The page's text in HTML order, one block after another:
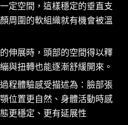
定空間，這樣穩定的垂直支
周圍的軟組織就有機會被溫
伸展時，頭部的空間得以釋
與扭轉也能逐漸舒緩開來。
程體驗感受描述為：臉部張
位置更自然、身體活動時感
更穩定、更有延展性